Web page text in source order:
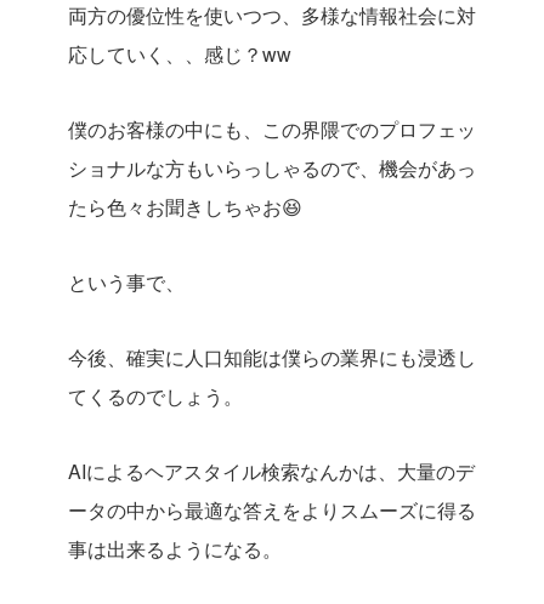
両方の優位性を使いつつ、多様な情報社会に対
応していく、、感じ？ww
僕のお客様の中にも、この界隈でのプロフェッ
ショナルな方もいらっしゃるので、機会があっ
たら色々お聞きしちゃお😆
という事で、
今後、確実に人口知能は僕らの業界にも浸透し
てくるのでしょう。
AIによるヘアスタイル検索なんかは、大量のデ
ータの中から最適な答えをよりスムーズに得る
事は出来るようになる。